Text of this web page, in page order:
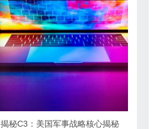
揭秘C3：美国军事战略核心揭秘